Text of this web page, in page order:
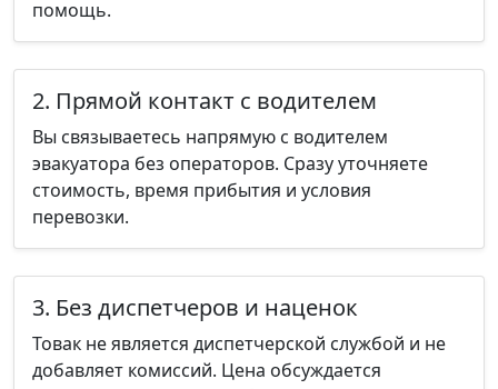
помощь.
2. Прямой контакт с водителем
Вы связываетесь напрямую с водителем
эвакуатора без операторов. Сразу уточняете
стоимость, время прибытия и условия
перевозки.
3. Без диспетчеров и наценок
Товак не является диспетчерской службой и не
добавляет комиссий. Цена обсуждается